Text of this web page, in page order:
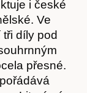
i české
Ve
díly pod
přesné.